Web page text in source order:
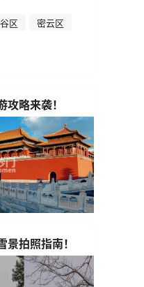
区 密云区
略来袭！
拍照指南！